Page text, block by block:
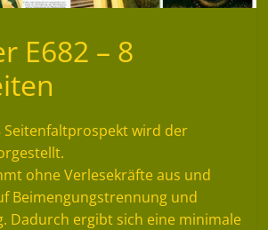
E682 – 8
Seitenfaltprospekt wird der
ohne Verlesekräfte aus und
Beimengungstrennung und
Dadurch ergibt sich eine minimale